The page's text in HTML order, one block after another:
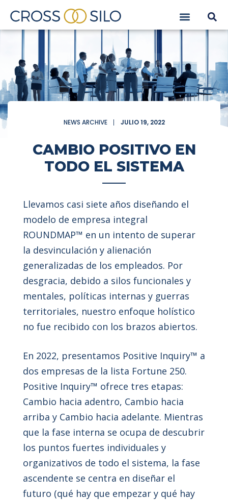
NEWS ARCHIVE JULIO 19, 2022
CAMBIO POSITIVO EN
TODO EL SISTEMA
Llevamos casi siete años diseñando el
modelo de empresa integral
ROUNDMAP™ en un intento de superar
la desvinculación y alienación
generalizadas de los empleados. Por
desgracia, debido a silos funcionales y
mentales, políticas internas y guerras
territoriales, nuestro enfoque holístico
no fue recibido con los brazos abiertos.
En 2022, presentamos Positive Inquiry™ a
dos empresas de la lista Fortune 250.
Positive Inquiry™ ofrece tres etapas:
Cambio hacia adentro, Cambio hacia
arriba y Cambio hacia adelante. Mientras
que la fase interna se ocupa de descubrir
los puntos fuertes individuales y
organizativos de todo el sistema, la fase
ascendente se centra en diseñar el
futuro (qué hay que empezar y qué hay